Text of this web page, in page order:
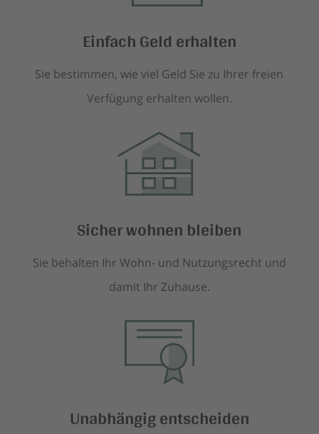
Einfach Geld erhalten
Sie bestimmen, wie viel Geld Sie zu Ihrer freien
Verfügung erhalten wollen.
Sicher wohnen bleiben
Sie behalten Ihr Wohn- und Nutzungsrecht und
damit Ihr Zuhause.
Unabhängig entscheiden